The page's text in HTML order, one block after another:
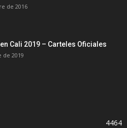
de 2016
Cali 2019 – Carteles Oficiales
de 2019
4464